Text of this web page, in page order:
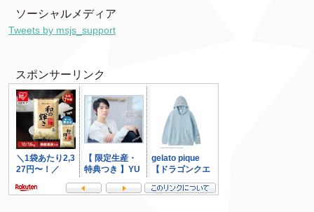
ソーシャルメディア
Tweets by msjs_support
スポンサーリンク